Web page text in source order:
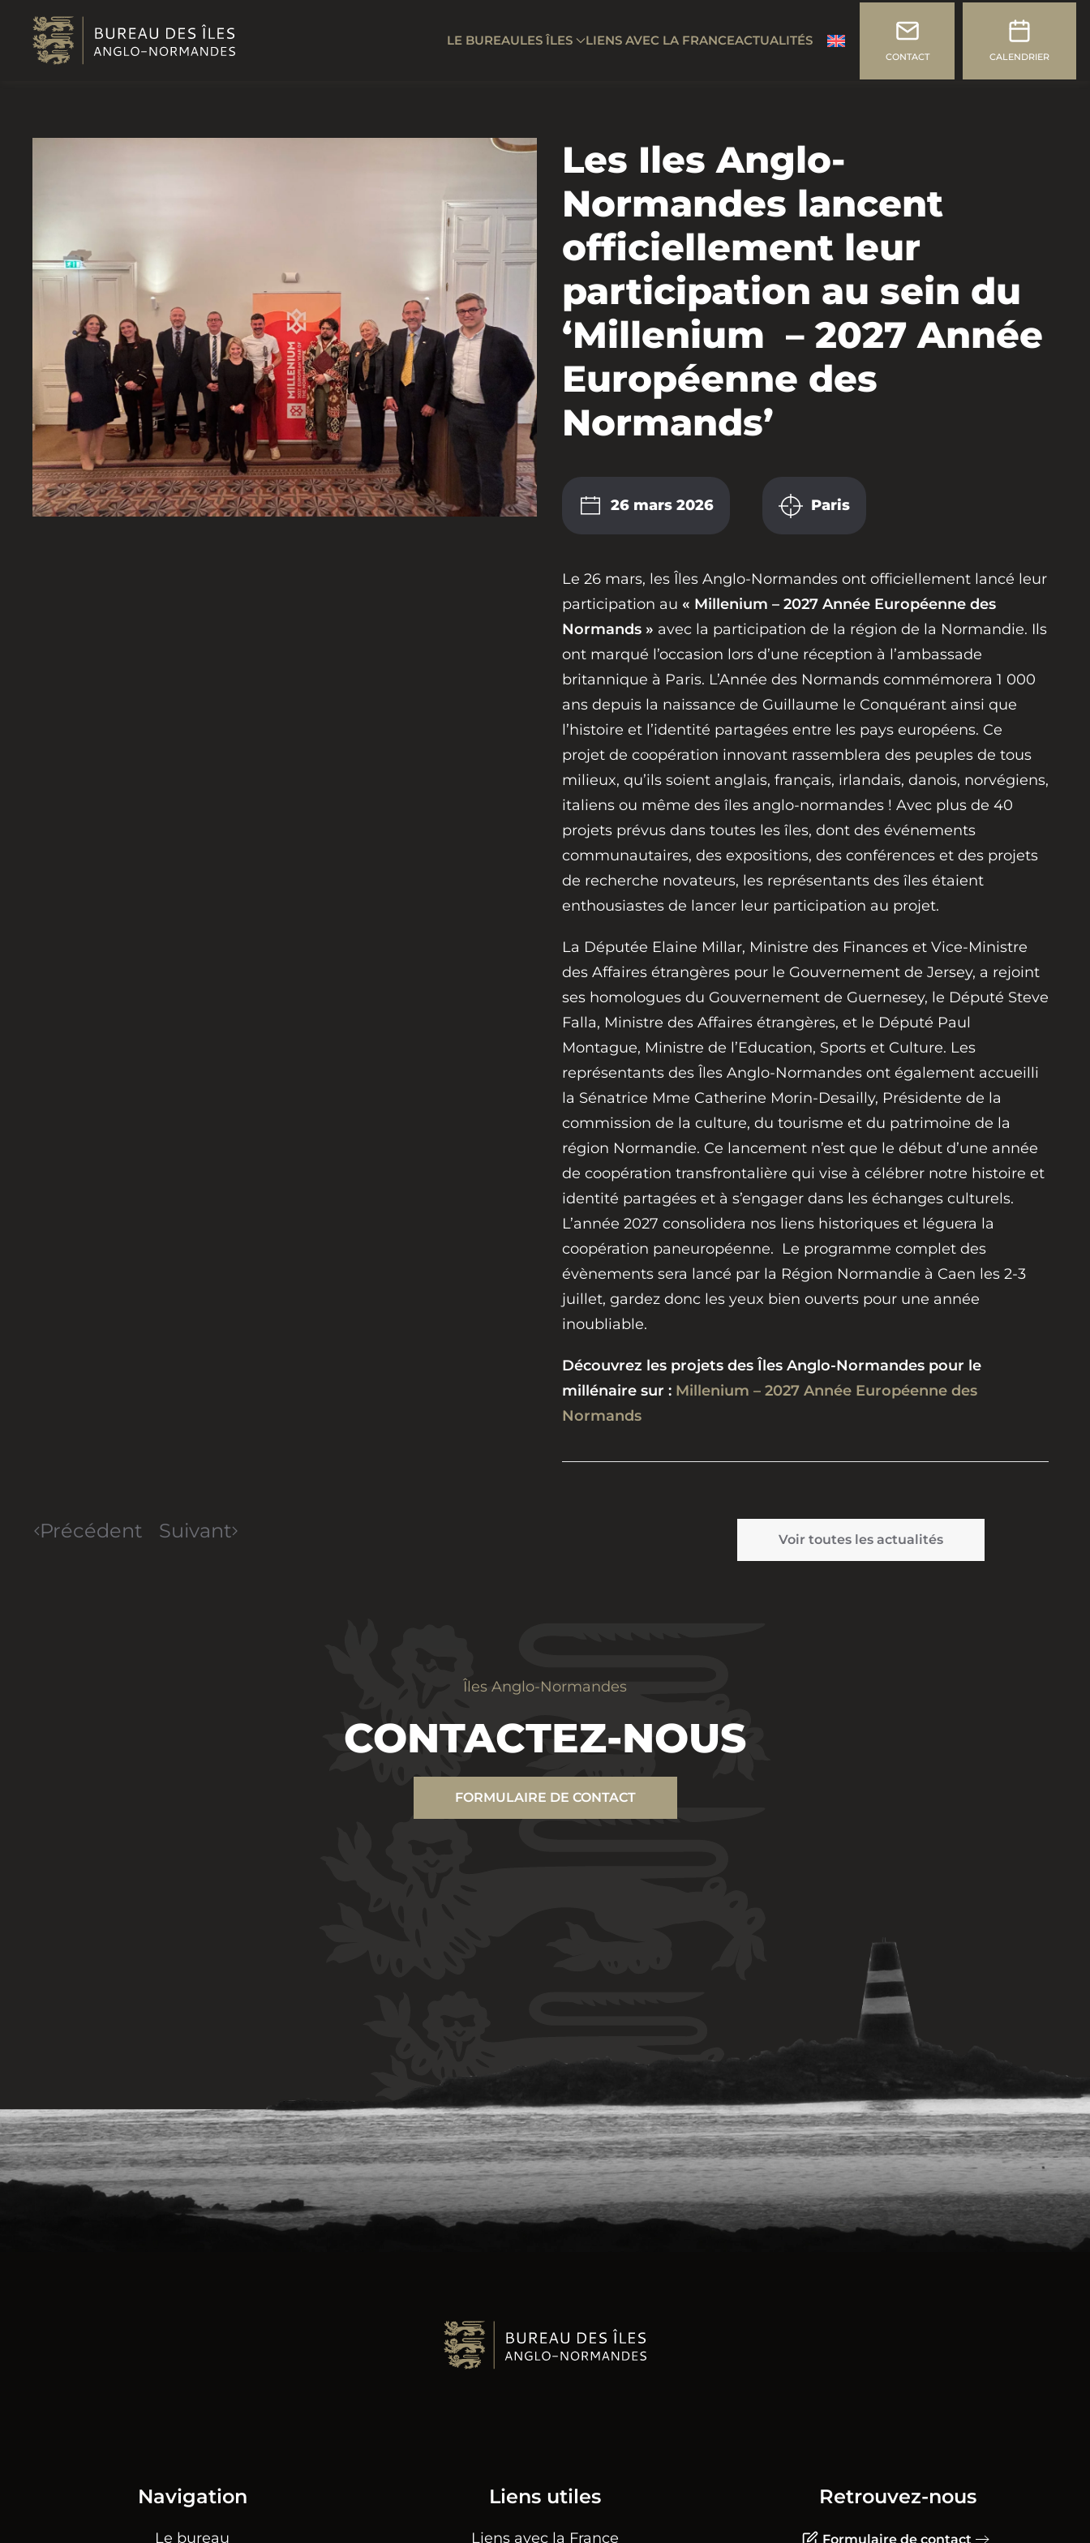
Passer au contenu principal LE BUREAULES ÎLES LIENS AVEC LA FRANCEACTUALITÉS
CONTACT CALENDRIER
Les Iles Anglo-
Normandes lancent
officiellement leur
participation au sein du
‘Millenium – 2027 Année
Européenne des
Normands’
26 mars 2026 Paris
Le 26 mars, les Îles Anglo-Normandes ont officiellement lancé leur
participation au « Millenium – 2027 Année Européenne des
Normands » avec la participation de la région de la Normandie. Ils
ont marqué l’occasion lors d’une réception à l’ambassade
britannique à Paris. L’Année des Normands commémorera 1 000
ans depuis la naissance de Guillaume le Conquérant ainsi que
l’histoire et l’identité partagées entre les pays européens. Ce
projet de coopération innovant rassemblera des peuples de tous
milieux, qu’ils soient anglais, français, irlandais, danois, norvégiens,
italiens ou même des îles anglo-normandes ! Avec plus de 40
projets prévus dans toutes les îles, dont des événements
communautaires, des expositions, des conférences et des projets
de recherche novateurs, les représentants des îles étaient
enthousiastes de lancer leur participation au projet.
La Députée Elaine Millar, Ministre des Finances et Vice-Ministre
des Affaires étrangères pour le Gouvernement de Jersey, a rejoint
ses homologues du Gouvernement de Guernesey, le Député Steve
Falla, Ministre des Affaires étrangères, et le Député Paul
Montague, Ministre de l’Education, Sports et Culture. Les
représentants des Îles Anglo-Normandes ont également accueilli
la Sénatrice Mme Catherine Morin-Desailly, Présidente de la
commission de la culture, du tourisme et du patrimoine de la
région Normandie. Ce lancement n’est que le début d’une année
de coopération transfrontalière qui vise à célébrer notre histoire et
identité partagées et à s’engager dans les échanges culturels.
L’année 2027 consolidera nos liens historiques et léguera la
coopération paneuropéenne. Le programme complet des
évènements sera lancé par la Région Normandie à Caen les 2-3
juillet, gardez donc les yeux bien ouverts pour une année
inoubliable.
Découvrez les projets des Îles Anglo-Normandes pour le
millénaire sur : Millenium – 2027 Année Européenne des
Normands
Précédent Suivant Voir toutes les actualités
Îles Anglo-Normandes
CONTACTEZ-NOUS
FORMULAIRE DE CONTACT
Navigation
Le bureau
Liens utiles
Liens avec la France
Retrouvez-nous
Formulaire de contact